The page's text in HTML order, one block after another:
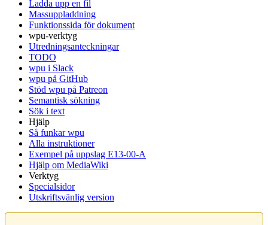
Ladda upp en fil
Massuppladdning
Funktionssida för dokument
wpu-verktyg
Utredningsanteckningar
TODO
wpu i Slack
wpu på GitHub
Stöd wpu på Patreon
Semantisk sökning
Sök i text
Hjälp
Så funkar wpu
Alla instruktioner
Exempel på uppslag E13-00-A
Hjälp om MediaWiki
Verktyg
Specialsidor
Utskriftsvänlig version